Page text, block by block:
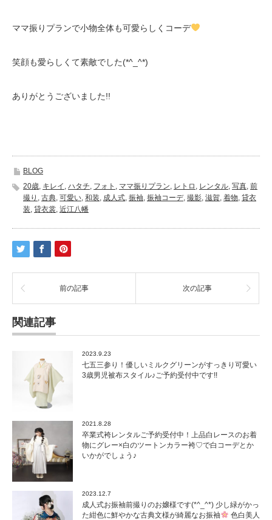
ママ振りプランで小物全体も可愛らしくコーデ
笑顔も愛らしくて素敵でした(*^_^*)
ありがとうございました!!
BLOG
20歳, キレイ , ハタチ, フォト , ママ振りプラン, レトロ , レンタル, 写真, 前
撮り , 古典, 可愛い, 和装, 成人式, 振袖, 振袖コーデ, 撮影, 滋賀, 着物, 貸衣
装, 貸衣裳, 近江八幡
前の記事 次の記事
関連記事
2023.9.23
七五三参り！優しいミルクグリーンがすっきり可愛い
3歳男児被布スタイル♪ご予約受付中です!!
2021.8.28
卒業式袴レンタルご予約受付中！上品白レースのお着
物にグレー×白のツートンカラー袴♡で白コーデとか
いかがでしょう♪
2023.12.7
成人式お振袖前撮りのお嬢様です(*^_^*) 少し緑がかっ
た紺色に鮮やかな古典文様が綺麗なお振袖
色白美人